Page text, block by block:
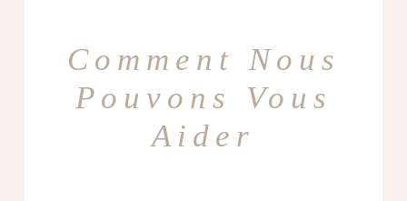
Comment Nous
Pouvons Vous
Aider